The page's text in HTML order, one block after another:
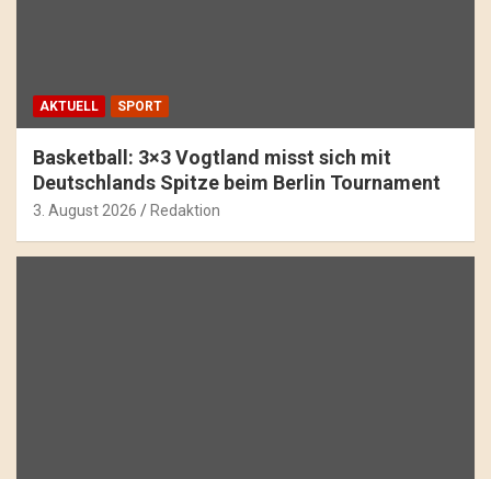
AKTUELL SPORT
Basketball: 3×3 Vogtland misst sich mit
Deutschlands Spitze beim Berlin Tournament
3. August 2026 Redaktion